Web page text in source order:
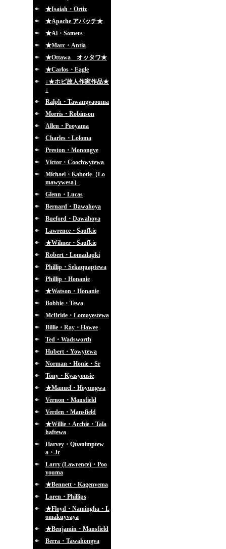
★Isaiah・Ortiz
★Apache アパッチ★
★Al・Somers
★Marc・Antia
★Ottawa オッタワ★
★Carlos・Eagle
↓★ホピ故人作家作品★
↓
Ralph・Tawangyaouma
Morris・Robinson
Allen・Pooyama
Charles・Loloma
Preston・Monongye
Victor・Coochwytewa
Michael・Kabotie（Lo
mawywesa）
Glenn・Lucas
Bernard・Dawahoya
Bueford・Dawahoya
Lawrence・Saufkie
★Wilmer・Saufkie
Robert・Lomadapki
Phillip・Sekaquaptewa
Phillip・Honanie
★Watson・Honanie
Bobbie・Tewa
McBride・Lomayestewa
Billie・Ray・Hawee
Ted・Wadsworth
Hubert・Yowytewa
Norman・Honie・Sr
Tony・Kyasyousie
★Manuel・Hoyungwa
Vernon・Mansfield
Verden・Mansfield
★Willie・Archie・Tala
haftewa
Harvey・Quanimptew
a・Jr
Larry (Lawrence)・Poo
youma
★Bennett・Kagenvema
Loren・Phillips
★Floyd・Namingha・L
omakuyvaya
★Benjamin・Mansfield
Berra・Tawahongva